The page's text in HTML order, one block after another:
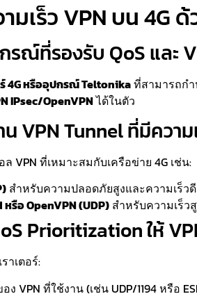
มเร็ว VPN บน 4G ด้
รณ์ที่รองรับ QoS และ
ร์ 4G หรืออุปกรณ์ Teltonikaที่สามารถกำ
IPsec/OpenVPNได้ในตัว
น VPN Tunnel ที่มีควา
VPN ที่เหมาะสมกับเครือข่าย 4G เช่น:
สำหรับความปลอดภัยสูงและความเร็วดี
หรือ OpenVPN (UDP) สำหรับความเร็ว
Prioritization ให้
าเตอร์:
ง VPN ที่ใช้งาน (เช่น UDP/1194 หรือ